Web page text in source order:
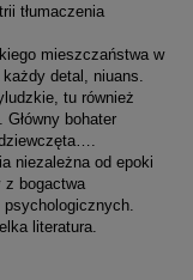
tłumaczenia
mieszczaństwa w
detal, niuans.
tu również
bohater
niezależna od epoki
z bogactwa
literatura.